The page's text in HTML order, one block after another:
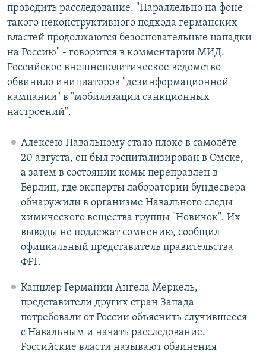
проводить расследование. "Параллельно на фоне
такого неконструктивного подхода германских
властей продолжаются безосновательные нападки
на Россию" - говорится в комментарии МИД.
Российское внешнеполитическое ведомство
обвинило инициаторов "дезинформационной
кампании" в "мобилизации санкционных
настроений".
Алексею Навальному стало плохо в самолёте
20 августа, он был госпитализирован в Омске,
а затем в состоянии комы переправлен в
Берлин, где эксперты лаборатории бундесвера
обнаружили в организме Навального следы
химического вещества группы "Новичок". Их
выводы не подлежат сомнению, сообщил
официальный представитель правительства
ФРГ.
Канцлер Германии Ангела Меркель,
представители других стран Запада
потребовали от России объяснить случившееся
с Навальным и начать расследование.
Российские власти называют обвинения